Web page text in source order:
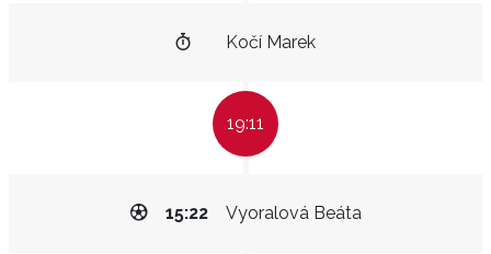
Kočí Marek
19:11
Vyoralová Beáta
15:22